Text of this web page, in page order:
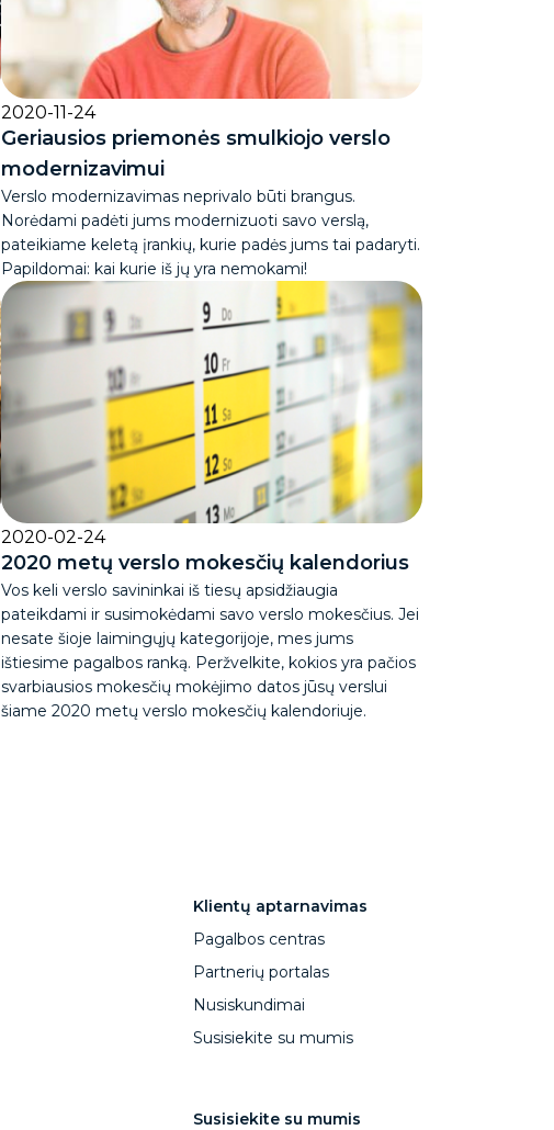
2020-11-24
Geriausios priemonės smulkiojo verslo
modernizavimui
Verslo modernizavimas neprivalo būti brangus.
Norėdami padėti jums modernizuoti savo verslą,
pateikiame keletą įrankių, kurie padės jums tai padaryti.
Papildomai: kai kurie iš jų yra nemokami!
2020-02-24
2020 metų verslo mokesčių kalendorius
Vos keli verslo savininkai iš tiesų apsidžiaugia
pateikdami ir susimokėdami savo verslo mokesčius. Jei
nesate šioje laimingųjų kategorijoje, mes jums
ištiesime pagalbos ranką. Peržvelkite, kokios yra pačios
svarbiausios mokesčių mokėjimo datos jūsų verslui
šiame 2020 metų verslo mokesčių kalendoriuje.
Klientų aptarnavimas
Pagalbos centras
Partnerių portalas
Nusiskundimai
Susisiekite su mumis
Susisiekite su mumis